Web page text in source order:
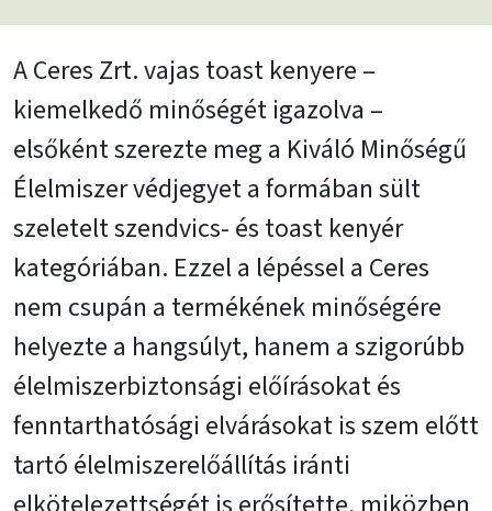
A Ceres Zrt. vajas toast kenyere –
kiemelkedő minőségét igazolva –
elsőként szerezte meg a Kiváló Minőségű
Élelmiszer védjegyet a formában sült
szeletelt szendvics- és toast kenyér
kategóriában. Ezzel a lépéssel a Ceres
nem csupán a termékének minőségére
helyezte a hangsúlyt, hanem a szigorúbb
élelmiszerbiztonsági előírásokat és
fenntarthatósági elvárásokat is szem előtt
tartó élelmiszerelőállítás iránti